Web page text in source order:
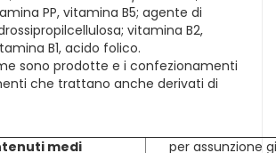
PP, vitamina B5; agente di
vitamina B2,
B1, acido folico.
sono prodotte e i confezionamenti
che trattano anche derivati di
medi
per assunzione